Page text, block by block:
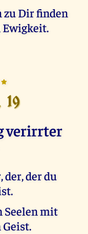
zu Dir finden
verirrter
der, der du
Seelen mit